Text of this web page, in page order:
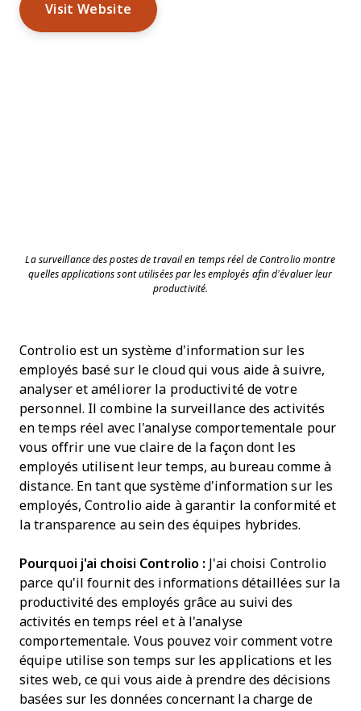
Visit Website
La surveillance des postes de travail en temps réel de Controlio montre
quelles applications sont utilisées par les employés afin d’évaluer leur
productivité.
Controlio est un système d'information sur les
employés basé sur le cloud qui vous aide à suivre,
analyser et améliorer la productivité de votre
personnel. Il combine la surveillance des activités
en temps réel avec l'analyse comportementale pour
vous offrir une vue claire de la façon dont les
employés utilisent leur temps, au bureau comme à
distance. En tant que système d'information sur les
employés, Controlio aide à garantir la conformité et
la transparence au sein des équipes hybrides.
Pourquoi j'ai choisi Controlio : J'ai choisi Controlio
parce qu'il fournit des informations détaillées sur la
productivité des employés grâce au suivi des
activités en temps réel et à l'analyse
comportementale. Vous pouvez voir comment votre
équipe utilise son temps sur les applications et les
sites web, ce qui vous aide à prendre des décisions
basées sur les données concernant la charge de